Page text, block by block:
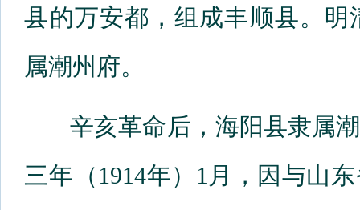
县的万安都，组成丰顺县。
属潮州府。
辛亥革命后，海阳县隶属潮
三年（1914年）1月，因与山